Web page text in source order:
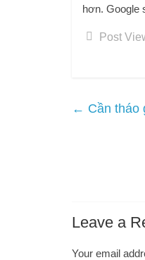
hơn. Google
Post
← Cần tháo
Leave a
Your email